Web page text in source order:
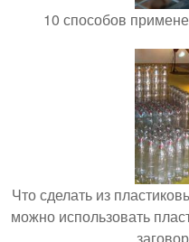
10 способов
Что сделать из
можно использовать